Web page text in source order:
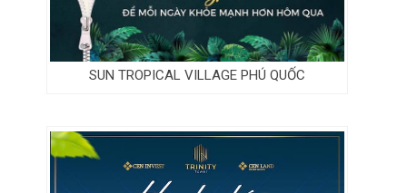
SUN TROPICAL VILLAGE PHÚ QUỐC